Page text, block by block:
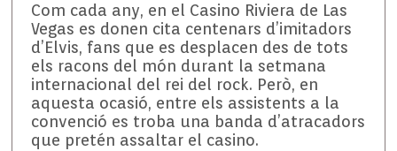
Com cada any, en el Casino Riviera de Las
Vegas es donen cita centenars d’imitadors
d’Elvis, fans que es desplacen des de tots
els racons del món durant la setmana
internacional del rei del rock. Però, en
aquesta ocasió, entre els assistents a la
convenció es troba una banda d’atracadors
que pretén assaltar el casino.